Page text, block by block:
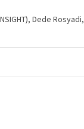
Dede Rosyadi,